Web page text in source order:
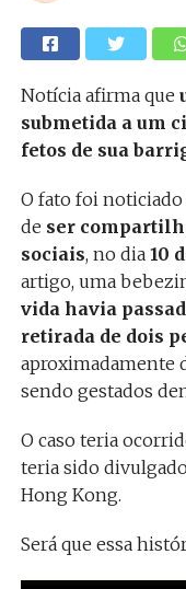
Notícia afirma que
submetida a um
fetos de sua
O fato foi
de ser
sociais, no dia 10
artigo, uma
vida havia
retirada de dois
aproximadamente
sendo gestados
O caso teria
teria sido
Hong Kong.
Será que essa